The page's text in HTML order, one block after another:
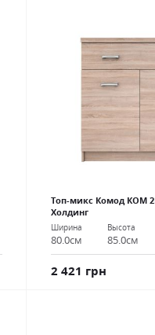
Топ-микс Комод КОМ
Холдинг
Ширина
80.0см
Высота
85.0см
2 421 грн